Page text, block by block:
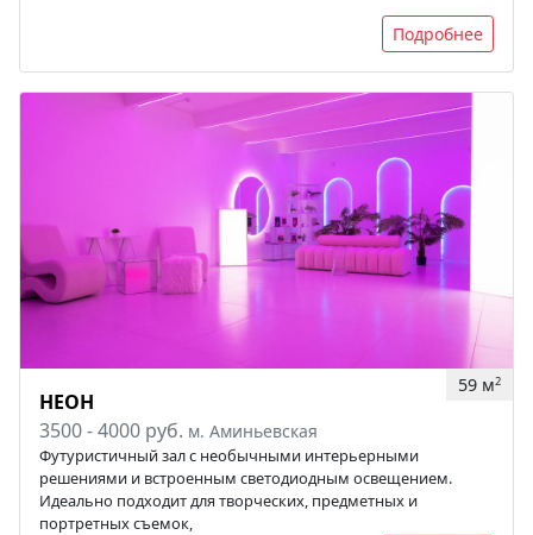
Подробнее
59 м2
НЕОН
3500 - 4000 руб. м. Аминьевская
Футуристичный зал с необычными интерьерными
решениями и встроенным светодиодным освещением.
Идеально подходит для творческих, предметных и
портретных съемок,